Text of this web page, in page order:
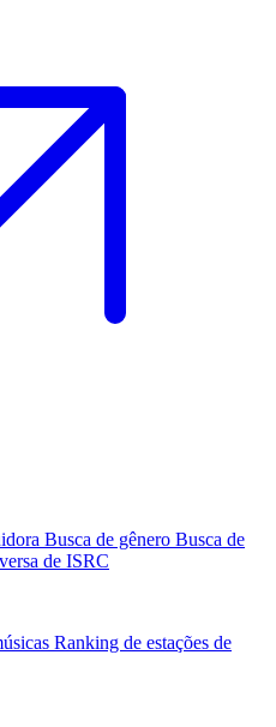
Busca de gênero Busca de
de ISRC
Ranking de estações de